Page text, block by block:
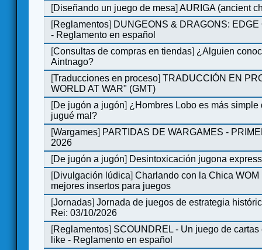
[Diseñando un juego de mesa]AURIGA (ancient
[Reglamentos] DUNGEONS & DRAGONS:
- Reglamento en español
[Consultas de compras en tiendas] ¿Alguien
Aintnago?
[Traducciones en proceso]TRADUCCIÓN EN
WORLD AT WAR" (GMT)
[De jugón a jugón] ¿Hombres Lobo es más simple
jugué mal?
[Wargames] PARTIDAS DE WARGAMES -
2026
[De jugón a jugón] Desintoxicación jugona express
[Divulgación lúdica]Charlando con la Chica WOM
mejores insertos para juegos
[Jornadas]Jornada de juegos de estrategia
Rei: 03/10/2026
[Reglamentos] SCOUNDREL - Un juego de
like - Reglamento en español